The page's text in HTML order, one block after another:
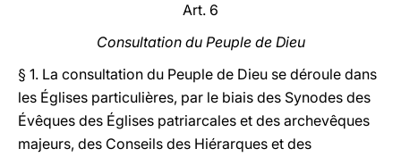
Art. 6
Consultation du Peuple de Dieu
§ 1. La consultation du Peuple de Dieu se déroule dans
les Églises particulières, par le biais des Synodes des
Évêques des Églises patriarcales et des archevêques
majeurs, des Conseils des Hiérarques et des